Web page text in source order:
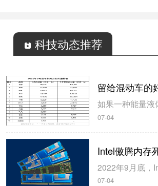
科技动态推荐
留给混动车的
07-04
07-04